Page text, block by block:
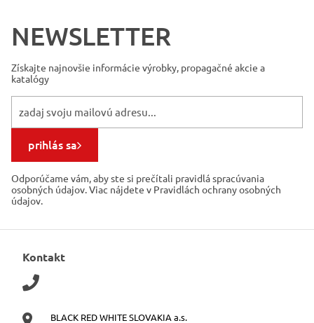
NEWSLETTER
Získajte najnovšie informácie výrobky, propagačné akcie a
katalógy
prihlás sa
Odporúčame vám, aby ste si prečítali pravidlá spracúvania
osobných údajov. Viac nájdete v Pravidlách ochrany osobných
údajov.
Kontakt
BLACK RED WHITE SLOVAKIA a.s.